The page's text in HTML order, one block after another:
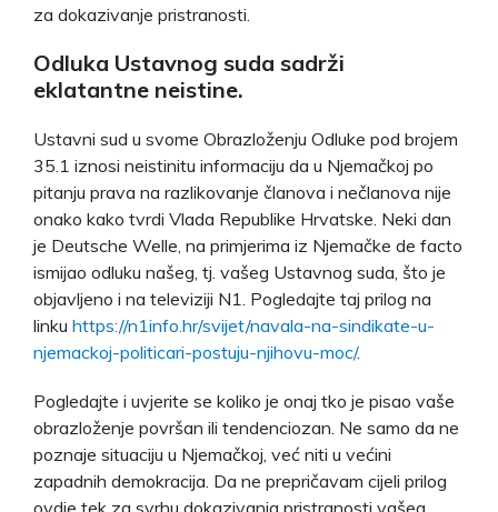
za dokazivanje pristranosti.
Odluka Ustavnog suda sadrži
eklatantne neistine.
Ustavni sud u svome Obrazloženju Odluke pod brojem
35.1 iznosi neistinitu informaciju da u Njemačkoj po
pitanju prava na razlikovanje članova i nečlanova nije
onako kako tvrdi Vlada Republike Hrvatske. Neki dan
je Deutsche Welle, na primjerima iz Njemačke de facto
ismijao odluku našeg, tj. vašeg Ustavnog suda, što je
objavljeno i na televiziji N1. Pogledajte taj prilog na
linku https://n1info.hr/svijet/navala-na-sindikate-u-
njemackoj-politicari-postuju-njihovu-moc/.
Pogledajte i uvjerite se koliko je onaj tko je pisao vaše
obrazloženje površan ili tendenciozan. Ne samo da ne
poznaje situaciju u Njemačkoj, već niti u većini
zapadnih demokracija. Da ne prepričavam cijeli prilog
ovdje tek za svrhu dokazivanja pristranosti vašeg